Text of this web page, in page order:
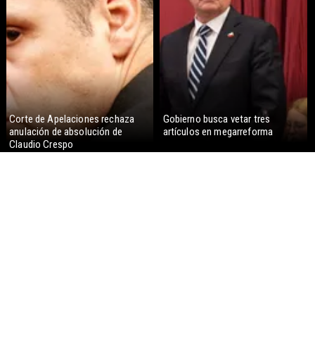
Corte de Apelaciones rechaza
anulación de absolución de
Claudio Crespo
Gobierno busca vetar tres
artículos en megarreforma